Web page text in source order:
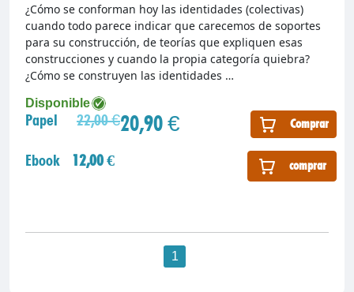
Disponible
Papel 22,00 €20,90 € Comprar
Ebook 12,00 € comprar
¿Cómo se conforman hoy las identidades (colectivas)
cuando todo parece indicar que carecemos de soportes
para su construcción, de teorías que expliquen esas
construcciones y cuando la propia categoría quiebra?
¿Cómo se construyen las identidades …
1